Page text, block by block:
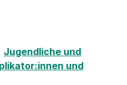
Jugendliche und
und